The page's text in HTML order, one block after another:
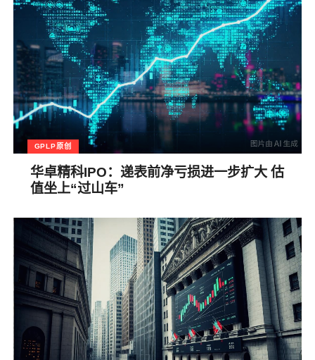
GPLP原创
华卓精科IPO：递表前净亏损进一步扩大 估
值坐上“过山车”